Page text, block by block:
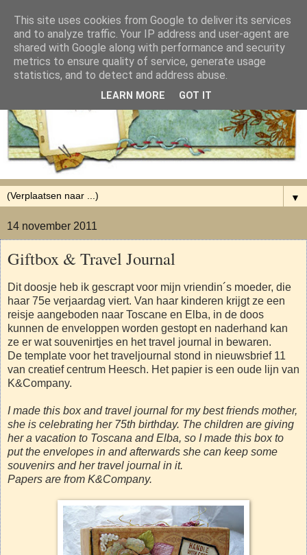
▼
14 november 2011
Giftbox & Travel Journal
Dit doosje heb ik gescrapt voor mijn vriendin´s moeder, die
haar 75e verjaardag viert. Van haar kinderen krijgt ze een
reisje aangeboden naar Toscane en Elba, in de doos
kunnen de enveloppen worden gestopt en naderhand kan
ze er wat souvenirtjes en het travel journal in bewaren.
De template voor het traveljournal stond in nieuwsbrief 11
van creatief centrum Heesch. Het papier is een oude lijn van
K&Company.
I made this box and travel journal for my best friends mother,
she is celebrating her 75th birthday. The children are giving
her a vacation to Toscana and Elba, so I made this box to
put the envelopes in and afterwards she can keep some
souvenirs and her travel journal in it.
Papers are from K&Company.
This site uses cookies from Google to deliver its services
and to analyze traffic. Your IP address and user-agent are
shared with Google along with performance and security
metrics to ensure quality of service, generate usage
statistics, and to detect and address abuse.
LEARN MORE GOT IT